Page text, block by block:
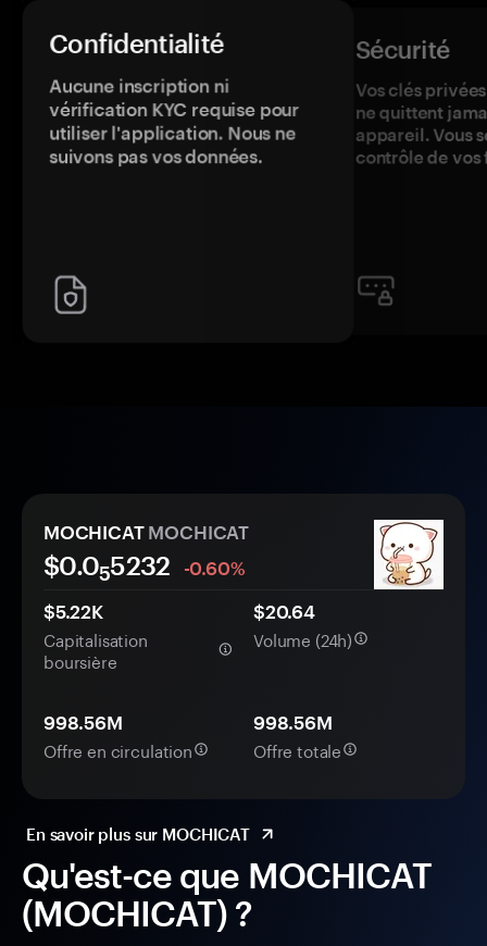
Confidentialité
Aucune inscription ni
vérification KYC requise pour
utiliser l'application. Nous ne
suivons pas vos données.
Sécurité
Vos clés
ne quittent
appareil. Vous
contrôle de vos
Qu'est-ce que MOCHICAT
(MOCHICAT) ?
MOCHICAT MOCHICAT
$0.055232
-0.60%
$5.22K
Capitalisation
boursière
$20.64
Volume (24h)
998.56M
Offre en circulation
998.56M
Offre totale
En savoir plus sur MOCHICAT